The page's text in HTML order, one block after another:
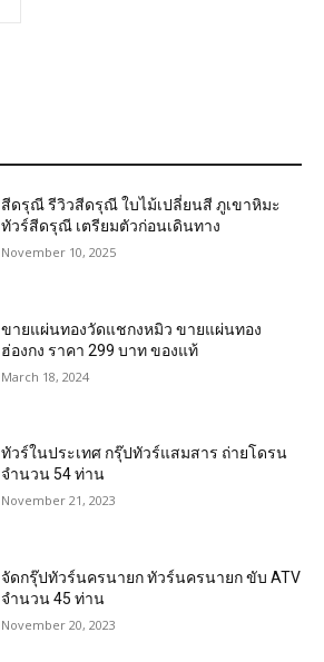
สีดรุณี รีวิวสีดรุณี ใบไม้เปลี่ยนสี ภูเขาหิมะ
ทัวร์สีดรุณี เตรียมตัวก่อนเดินทาง
November 10, 2025
ขายแผ่นทองวัดแชกงหมิว ขายแผ่นทอง
ฮ่องกง ราคา 299 บาท ของแท้
March 18, 2024
ทัวร์ในประเทศ กรุ๊ปทัวร์แสมสาร ถ่ายโดรน
จำนวน 54 ท่าน
November 21, 2023
จัดกรุ๊ปทัวร์นครนายก ทัวร์นครนายก ขับ ATV
จำนวน 45 ท่าน
November 20, 2023